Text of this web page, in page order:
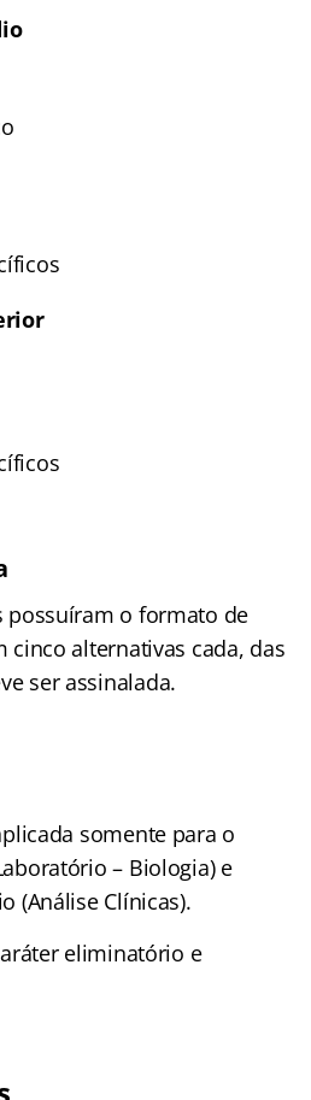
possuíram o formato de
cinco alternativas cada, das
ser assinalada.
somente para o
– Biologia) e
(Análise Clínicas).
eliminatório e